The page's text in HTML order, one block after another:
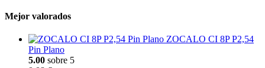
Mejor valorados
ZOCALO CI 8P P2,54
Pin Plano
5.00 sobre 5